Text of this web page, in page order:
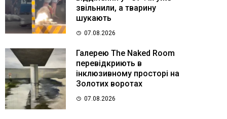
звільнили, а тварину
шукають
07.08.2026
Галерею The Naked Room
перевідкриють в
інклюзивному просторі на
Золотих воротах
07.08.2026